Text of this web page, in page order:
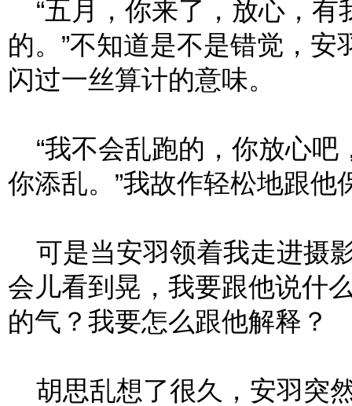
“五月，你来了，放心，有
的。”不知道是不是错觉，
闪过一丝算计的意味。
“我不会乱跑的，你放心吧
你添乱。”我故作轻松地跟他
可是当安羽领着我走进摄
会儿看到晃，我要跟他说什
的气？我要怎么跟他解释？
胡思乱想了很久，安羽突